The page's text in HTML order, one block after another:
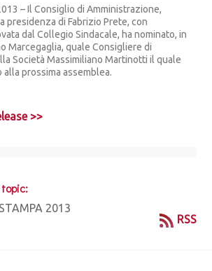
– Il Consiglio di Amministrazione,
presidenza di Fabrizio Prete, con
dal Collegio Sindacale, ha nominato, in
Marcegaglia, quale Consigliere di
Società Massimiliano Martinotti il quale
prossima assemblea.
>>
2013
RSS